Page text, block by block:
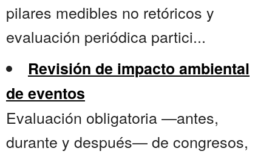
pilares medibles no retóricos y
evaluación periódica partici...
Revisión de impacto ambiental
de eventos
Evaluación obligatoria —antes,
durante y después— de congresos,